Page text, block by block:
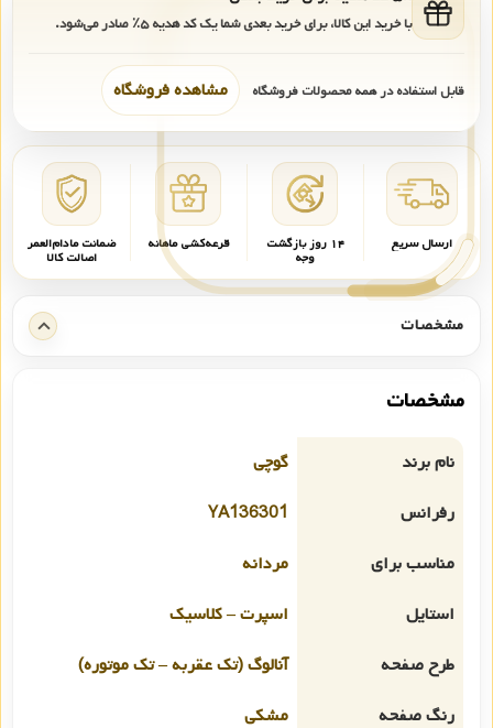
با خرید این کالا، برای خرید بعدی شما یک کد هدیه۵٪ صادر می‌شود.
قابل استفاده در همه محصولات فروشگاه مشاهده فروشگاه
ارسال سریع ۱۴ روز بازگشت
وجه
قرعه‌کشی ماهانه ضمانت مادام‌العمر
اصالت کالا
مشخصات
مشخصات
نام برند
گوچی
رفرانس
YA136301
مناسب برای
مردانه
استایل
اسپرت – کلاسیک
طرح صفحه
آنالوگ (تک عقربه – تک موتوره)
رنگ صفحه
مشکی